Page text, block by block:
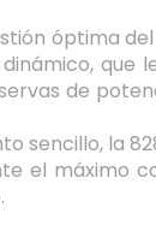
óptima
de
sencillo, la
el